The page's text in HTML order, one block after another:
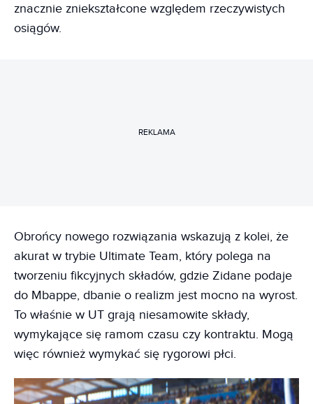
znacznie zniekształcone względem rzeczywistych
osiągów.
REKLAMA
Obrońcy nowego rozwiązania wskazują z kolei, że
akurat w trybie Ultimate Team, który polega na
tworzeniu fikcyjnych składów, gdzie Zidane podaje
do Mbappe, dbanie o realizm jest mocno na wyrost.
To właśnie w UT grają niesamowite składy,
wymykające się ramom czasu czy kontraktu. Mogą
więc również wymykać się rygorowi płci.